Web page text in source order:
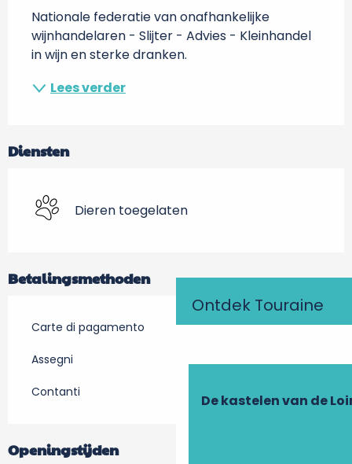
Ontdek Touraine
De kastelen van de
Nationale federatie van onafhankelijke
wijnhandelaren - Slijter - Advies - Kleinhandel
in wijn en sterke dranken.
Lees verder
Diensten
Dieren toegelaten
Betalingsmethoden
Carte di pagamento
Assegni
Contanti
Openingstijden